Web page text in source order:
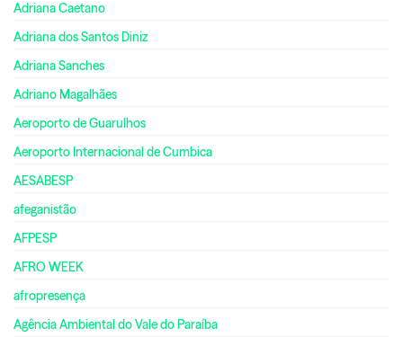
Adriana Caetano
Adriana dos Santos Diniz
Adriana Sanches
Adriano Magalhães
Aeroporto de Guarulhos
Aeroporto Internacional de Cumbica
AESABESP
afeganistão
AFPESP
AFRO WEEK
afropresença
Agência Ambiental do Vale do Paraíba